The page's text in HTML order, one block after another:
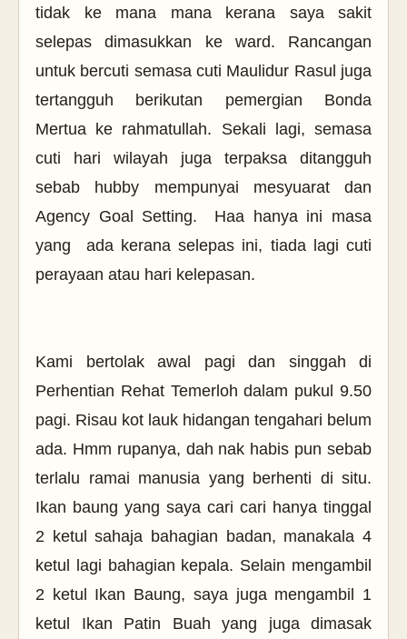
tidak ke mana mana kerana saya sakit
selepas dimasukkan ke ward. Rancangan
untuk bercuti semasa cuti Maulidur Rasul juga
tertangguh berikutan pemergian Bonda
Mertua ke rahmatullah. Sekali lagi, semasa
cuti hari wilayah juga terpaksa ditangguh
sebab hubby mempunyai mesyuarat dan
Agency Goal Setting. Haa hanya ini masa
yang ada kerana selepas ini, tiada lagi cuti
perayaan atau hari kelepasan.
Kami bertolak awal pagi dan singgah di
Perhentian Rehat Temerloh dalam pukul 9.50
pagi. Risau kot lauk hidangan tengahari belum
ada. Hmm rupanya, dah nak habis pun sebab
terlalu ramai manusia yang berhenti di situ.
Ikan baung yang saya cari cari hanya tinggal
2 ketul sahaja bahagian badan, manakala 4
ketul lagi bahagian kepala. Selain mengambil
2 ketul Ikan Baung, saya juga mengambil 1
ketul Ikan Patin Buah yang juga dimasak